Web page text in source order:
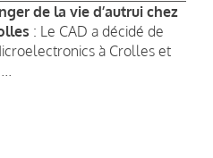
de la vie d’autrui chez
: Le CAD a décidé de
à Crolles et